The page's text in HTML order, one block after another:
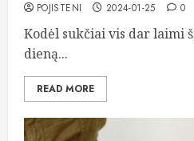
POJISTENI 2024-01-25 0
Kodėl sukčiai vis dar laimi
dieną...
READ MORE